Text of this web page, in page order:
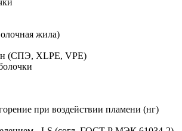
жила)
(СПЭ, XLPE, VPE)
при воздействии пламени (нг)